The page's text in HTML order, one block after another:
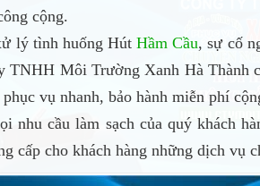
cộng.
lý tình huống HútHầm Cầu, sự cố
TNHH Môi Trường Xanh Hà
vụ nhanh, bảo hành miễn phí
nhu cầu làm sạch của quý khách
cấp cho khách hàng những dịch vụ